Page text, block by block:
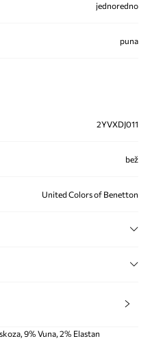
jednoredno
puna
2YVXDJ011
bež
United Colors of Benetton
9% Vuna, 2% Elastan